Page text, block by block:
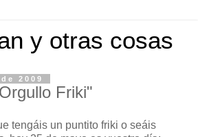
y otras cosas
2009
Friki"
tengáis un puntito friki o seáis